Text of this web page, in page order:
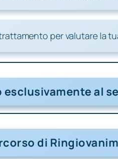
per valutare la
al
di